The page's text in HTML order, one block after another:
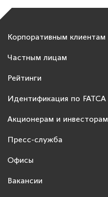
Корпоративным клиентам
Частным лицам
Рейтинги
Идентификация по FATCA
Акционерам и инвесторам
Пресс-служба
Офисы
Вакансии